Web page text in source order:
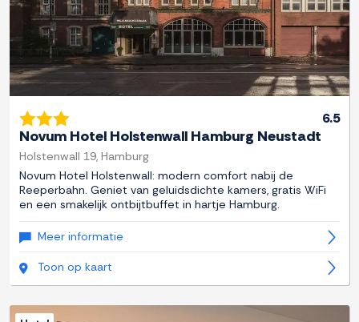
6.5
Novum Hotel Holstenwall Hamburg Neustadt
Holstenwall 19, Hamburg
Novum Hotel Holstenwall: modern comfort nabij de
Reeperbahn. Geniet van geluidsdichte kamers, gratis WiFi
en een smakelijk ontbijtbuffet in hartje Hamburg.
Meer informatie
Toon op kaart